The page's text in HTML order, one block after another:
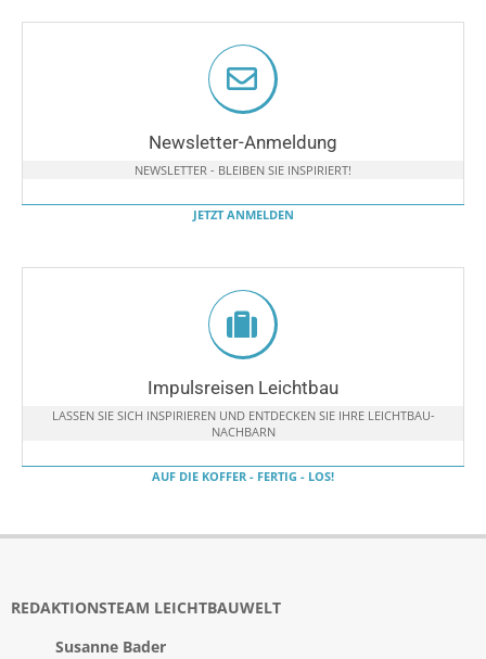
Newsletter-Anmeldung
NEWSLETTER - BLEIBEN SIE INSPIRIERT!
JETZT ANMELDEN
Impulsreisen Leichtbau
LASSEN SIE SICH INSPIRIEREN UND ENTDECKEN SIE IHRE LEICHTBAU-
NACHBARN
AUF DIE KOFFER - FERTIG - LOS!
REDAKTIONSTEAM LEICHTBAUWELT
Susanne Bader